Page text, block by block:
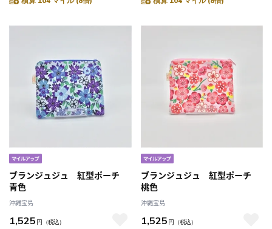
ブランジュジュ 紅型ポーチ
青色
沖縄宝島
1,525 円 （税込）
ブランジュジュ 紅型ポーチ
桃色
沖縄宝島
1,525 円 （税込）